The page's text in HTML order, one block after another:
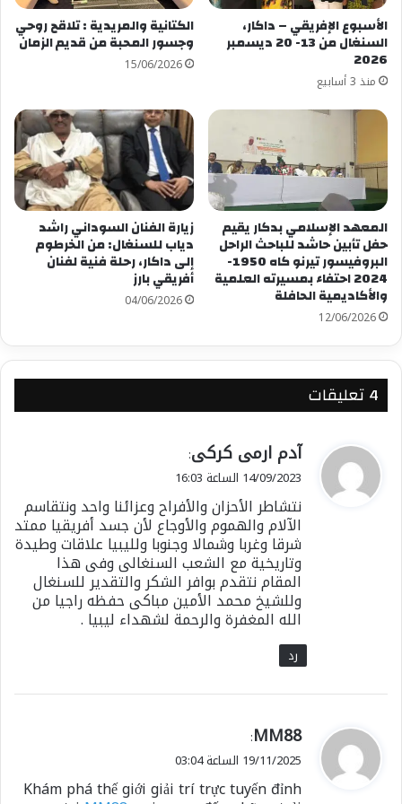
فيس بوك X
معجب بهذه:
الأسبوع الإفريقي – داكار،
السنغال من 13- 20 ديسمبر
2026
منذ 3 أسابيع
الكتانية والمريدية : تلاقح روحي
وجسور المحبة من قديم الزمان
15/06/2026
المعهد الإسلامي بدكار يقيم
حفل تأبين حاشد للباحث الراحل
البروفيسور تيرنو كاه 1950-
2024 احتفاء بمسيرته العلمية
والأكاديمية الحافلة
12/06/2026
زيارة الفنان السوداني راشد
دياب للسنغال: من الخرطوم
إلى داكار، رحلة فنية لفنان
أفريقي بارز
04/06/2026
‫4 تعليقات
ي
ق
ل
آدم ارمى كركى:
14/09/2023 الساعة 16:03
نتشاطر الأحزان والأفراح وعزائنا واحد ونتقاسم
الآلام والهموم والأوجاع لأن جسد أفريقيا ممتد
شرقا وغربا وشمالا وجنوبا ولليبيا علاقات وطيدة
وتاريخية مع الشعب السنغالى وفى هذا
المقام نتقدم بوافر الشكر والتقدير للسنغال
وللشيخ محمد الأمين مباكى حفظه راجيا من
الله المغفرة والرحمة لشهداء ليبيا .
رد
ي
ق
ل
MM88
:
19/11/2025 الساعة 03:04
Khám phá thế giới giải trí trực tuyến đỉnh